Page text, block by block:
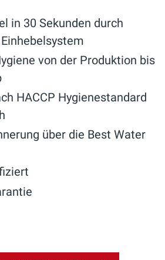
in 30 Sekunden durch
von der Produktion bis
HACCP Hygienestandard
über die Best Water